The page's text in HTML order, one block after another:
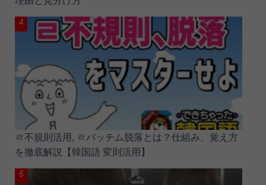
ㄹ不規則活用, ㄹパッチム脱落とは？仕組み、覚え方
を徹底解説【韓国語 変則活用】